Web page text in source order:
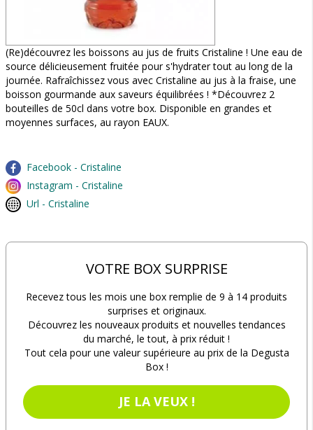
(Re)découvrez les boissons au jus de fruits Cristaline ! Une eau de
source délicieusement fruitée pour s'hydrater tout au long de la
journée. Rafraîchissez vous avec Cristaline au jus à la fraise, une
boisson gourmande aux saveurs équilibrées ! *Découvrez 2
bouteilles de 50cl dans votre box. Disponible en grandes et
moyennes surfaces, au rayon EAUX.
Facebook - Cristaline
Instagram - Cristaline
Url - Cristaline
VOTRE BOX SURPRISE
Recevez tous les mois une box remplie de 9 à 14 produits
surprises et originaux.
Découvrez les nouveaux produits et nouvelles tendances
du marché, le tout, à prix réduit !
Tout cela pour une valeur supérieure au prix de la Degusta
Box !
JE LA VEUX !